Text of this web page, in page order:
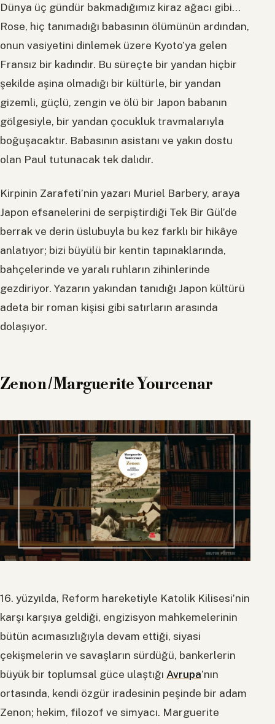
Dünya üç gündür bakmadığımız kiraz ağacı gibi…
Rose, hiç tanımadığı babasının ölümünün ardından,
onun vasiyetini dinlemek üzere Kyoto’ya gelen
Fransız bir kadındır. Bu süreçte bir yandan hiçbir
şekilde aşina olmadığı bir kültürle, bir yandan
gizemli, güçlü, zengin ve ölü bir Japon babanın
gölgesiyle, bir yandan çocukluk travmalarıyla
boğuşacaktır. Babasının asistanı ve yakın dostu
olan Paul tutunacak tek dalıdır.
Kirpinin Zarafeti’nin yazarı Muriel Barbery, araya
Japon efsanelerini de serpiştirdiği Tek Bir Gül’de
berrak ve derin üslubuyla bu kez farklı bir hikâye
anlatıyor; bizi büyülü bir kentin tapınaklarında,
bahçelerinde ve yaralı ruhların zihinlerinde
gezdiriyor. Yazarın yakından tanıdığı Japon kültürü
adeta bir roman kişisi gibi satırların arasında
dolaşıyor.
Zenon / Marguerite Yourcenar
16. yüzyılda, Reform hareketiyle Katolik Kilisesi’nin
karşı karşıya geldiği, engizisyon mahkemelerinin
bütün acımasızlığıyla devam ettiği, siyasi
çekişmelerin ve savaşların sürdüğü, bankerlerin
büyük bir toplumsal güce ulaştığı Avrupa’nın
ortasında, kendi özgür iradesinin peşinde bir adam
Zenon; hekim, filozof ve simyacı. Marguerite